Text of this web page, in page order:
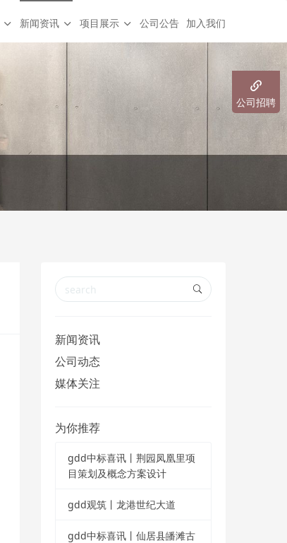
新闻资讯 项目展示 公司公告 加入我们
新闻资讯
公司动态
媒体关注
为你推荐
gdd中标喜讯丨荆园凤凰里项
目策划及概念方案设计
gdd观筑丨龙港世纪大道
gdd中标喜讯丨仙居县皤滩古
公司招聘